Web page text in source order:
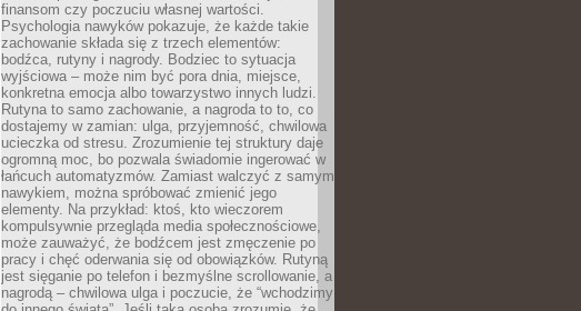
finansom czy poczuciu własnej wartości.
Psychologia nawyków pokazuje, że każde takie
zachowanie składa się z trzech elementów:
bodźca, rutyny i nagrody. Bodziec to sytuacja
wyjściowa – może nim być pora dnia, miejsce,
konkretna emocja albo towarzystwo innych ludzi.
Rutyna to samo zachowanie, a nagroda to to, co
dostajemy w zamian: ulga, przyjemność, chwilowa
ucieczka od stresu. Zrozumienie tej struktury daje
ogromną moc, bo pozwala świadomie ingerować w
łańcuch automatyzmów. Zamiast walczyć z samym
nawykiem, można spróbować zmienić jego
elementy. Na przykład: ktoś, kto wieczorem
kompulsywnie przegląda media społecznościowe,
może zauważyć, że bodźcem jest zmęczenie po
pracy i chęć oderwania się od obowiązków. Rutyną
jest sięganie po telefon i bezmyślne scrollowanie, a
nagrodą – chwilowa ulga i poczucie, że “wchodzimy